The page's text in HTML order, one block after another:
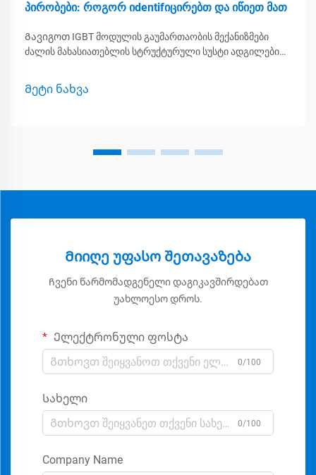
პირობები: როგორ იdentifიცირებთ და იწიეთ მათ
Გავიგოთ IGBT მოდულის გაუმართაობის მექანიზმები
ძალის მახასიათებლის სტრუქტურული სუსტი ადგილები
რომელიც ხშირად იწვევს გაუმართაობას...
Მეტი ნახვა
Მიიღე უფასო შეთავაზება
Ჩვენი წარმომადგენელი დაგიკავშირდებათ
უახლოესო დროს.
Ელექტრონული ფოსტა
0/100
Სახელი
0/100
Company Name